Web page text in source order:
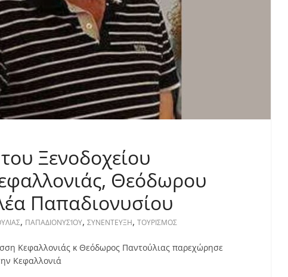
Ξενοδοχείου
Θεόδωρου
Παπαδιονυσίου
, ΠΑΠΑΔΙΟΝΥΣΊΟΥ, ΣΥΝΕΝΤΕΥΞΗ, ΤΟΥΡΙΣΜΟΣ
Κεφαλλονιάς κ Θεόδωρος Παντούλιας παρεχώρησε
Κεφαλλονιά